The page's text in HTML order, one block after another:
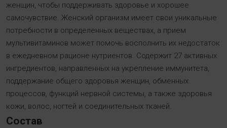
женщин, чтобы поддерживать здоровье и хорошее
самочувствие. Женский организм имеет свои уникальные
потребности в определенных веществах, а прием
мультивитаминов может помочь восполнить их недостаток
в ежедневном рационе нутриентов. Содержит 27 активных
ингредиентов, направленных на укрепление иммунитета,
поддержание общего здоровья женщин, обменных
процессов, функций нервной системы, а также здоровья
кожи, волос, ногтей и соединительных тканей.
Состав